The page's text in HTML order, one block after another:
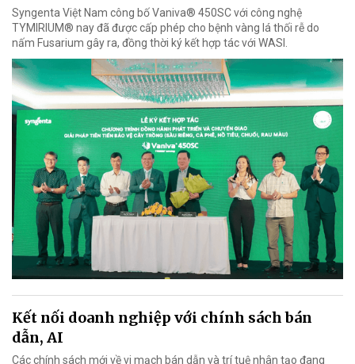
Syngenta Việt Nam công bố Vaniva® 450SC với công nghệ
TYMIRIUM® nay đã được cấp phép cho bệnh vàng lá thối rễ do
nấm Fusarium gây ra, đồng thời ký kết hợp tác với WASI.
Kết nối doanh nghiệp với chính sách bán
dẫn, AI
Các chính sách mới về vi mạch bán dẫn và trí tuệ nhân tạo đang